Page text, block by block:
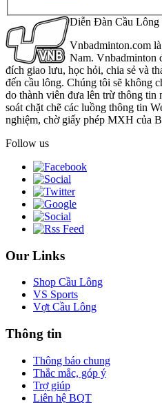
Diễn Đàn Cầu Lông
Vnbadminton.com
Nam. Vnbadminton
đích giao lưu, học hỏi, chia sẻ và
đến cầu lông. Chúng tôi sẽ không
do thành viên đưa lên trừ thông tin
soát chặt chẽ các luồng thông tin
nghiệm, chờ giấy phép MXH của
Follow us
Our Links
Shop Cầu Lông
VS Sports
Vợt Cầu Lông
Thông tin
Thông báo chung
Thắc mắc, góp ý
Trợ giúp
Liên hệ BQT